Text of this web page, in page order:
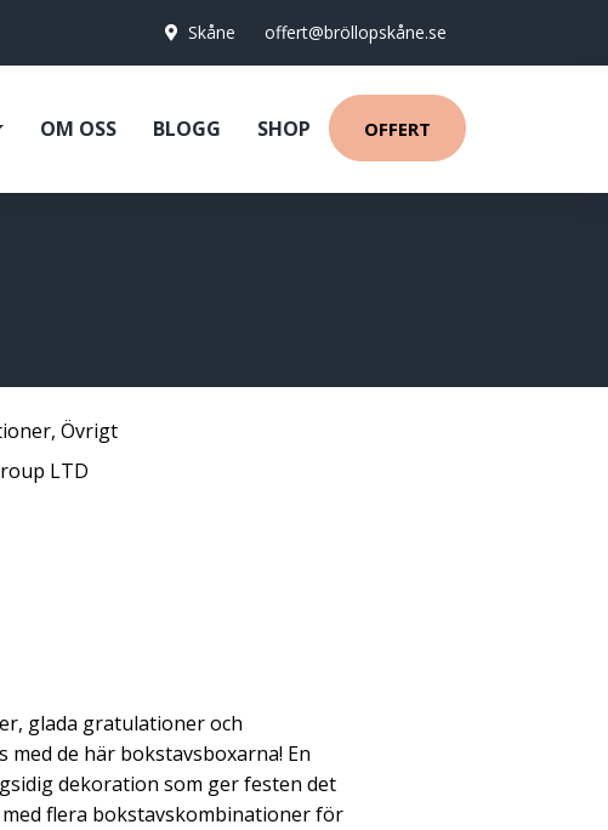
Skåne offert@bröllopskåne.se
OM OSS BLOGG SHOP OFFERT
, Övrigt
LTD
glada gratulationer och
med de här bokstavsboxarna! En
dekoration som ger festen det
med flera bokstavskombinationer för